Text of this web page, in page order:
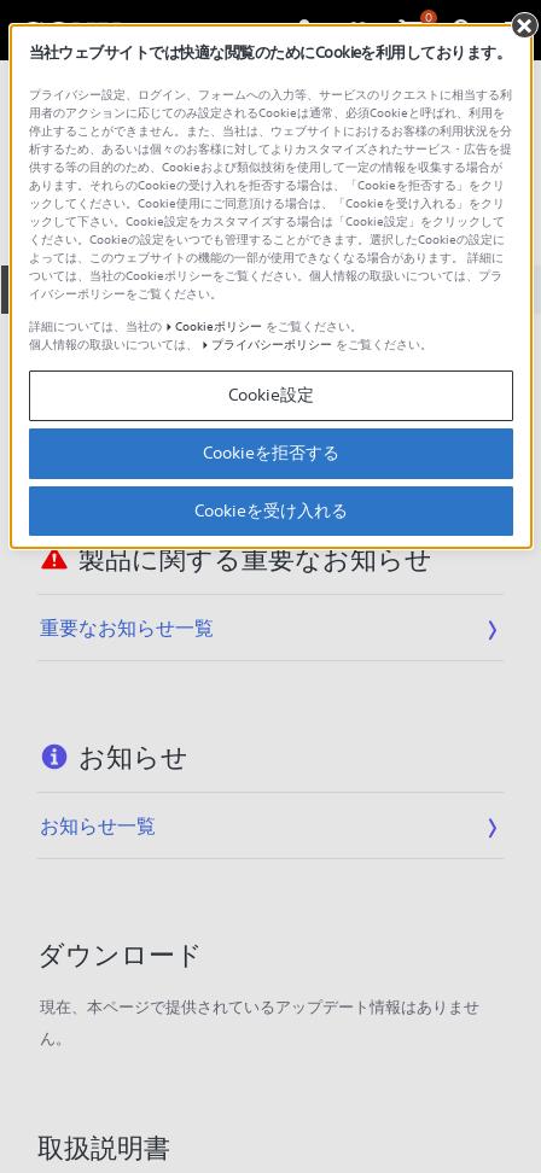
0
総合サポート・お問い合わせ 記録メディア
10DMR12HPP
全て ダウンロード 取扱説明書 Q&A
製品に関する重要なお知らせ
お知らせ
動画でサポートご利用にあたってのお願い
サポート動画をご利用の際にはソーシャ
ルメディア利用規約をご確認ください。
製品に関する重要なお知らせ
重要なお知らせ一覧
お知らせ
お知らせ一覧
ダウンロード
現在、本ページで提供されているアップデート情報はありませ
ん。
取扱説明書
当社ウェブサイトでは快適な閲覧のためにCookieを利用しております。
プライバシー設定、ログイン、フォームへの入力等、サービスのリクエストに相当する利
用者のアクションに応じてのみ設定されるCookieは通常、必須Cookieと呼ばれ、利用を
停止することができません。また、当社は、ウェブサイトにおけるお客様の利用状況を分
析するため、あるいは個々のお客様に対してよりカスタマイズされたサービス・広告を提
供する等の目的のため、Cookieおよび類似技術を使用して一定の情報を収集する場合が
あります。それらのCookieの受け入れを拒否する場合は、「Cookieを拒否する」をクリ
ックしてください。Cookie使用にご同意頂ける場合は、「Cookieを受け入れる」をクリ
ックして下さい。Cookie設定をカスタマイズする場合は「Cookie設定」をクリックして
ください。Cookieの設定をいつでも管理することができます。選択したCookieの設定に
よっては、このウェブサイトの機能の一部が使用できなくなる場合があります。 詳細に
ついては、当社のCookieポリシーをご覧ください。個人情報の取扱いについては、プラ
イバシーポリシーをご覧ください。
詳細については、当社の
Cookieポリシー をご覧ください。
個人情報の取扱いについては、
プライバシーポリシー をご覧ください。
Cookie設定
Cookieを拒否する
Cookieを受け入れる